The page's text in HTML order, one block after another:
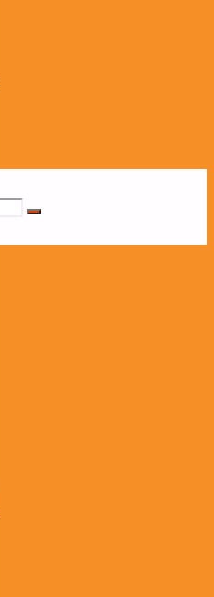
Search